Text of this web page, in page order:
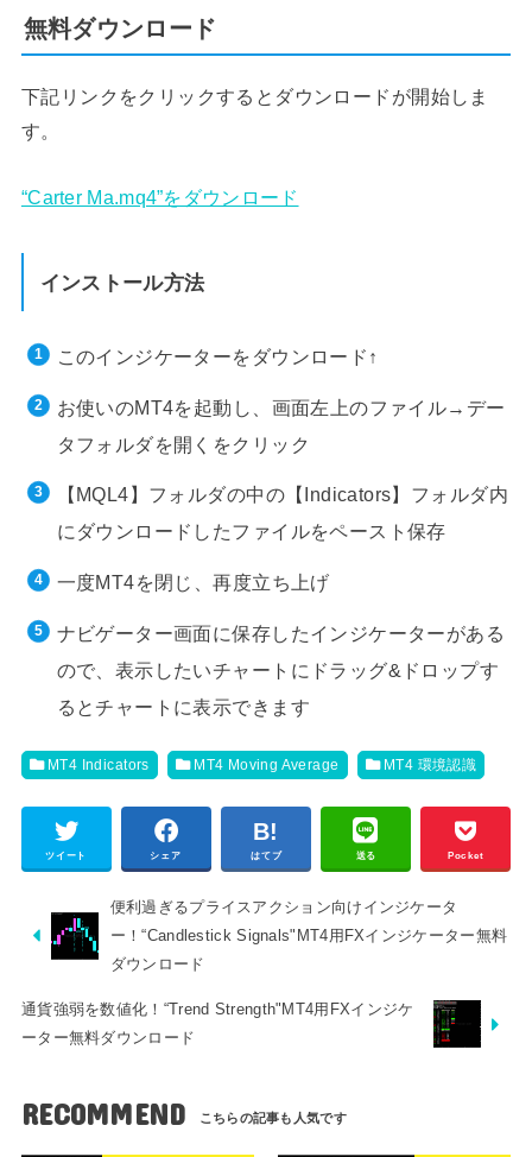
無料ダウンロード
下記リンクをクリックするとダウンロードが開始しま
す。
“Carter Ma.mq4”をダウンロード
インストール方法
このインジケーターをダウンロード↑
お使いのMT4を起動し、画面左上のファイル→デー
タフォルダを開くをクリック
【MQL4】フォルダの中の【Indicators】フォルダ内
にダウンロードしたファイルをペースト保存
一度MT4を閉じ、再度立ち上げ
ナビゲーター画面に保存したインジケーターがある
ので、表示したいチャートにドラッグ&ドロップす
るとチャートに表示できます
MT4 Indicators MT4 Moving Average MT4 環境認識
ツイート シェア はてブ 送る Pocket
便利過ぎるプライスアクション向けインジケータ
ー！“Candlestick Signals"MT4用FXインジケーター無料
ダウンロード
通貨強弱を数値化！“Trend Strength"MT4用FXインジケ
ーター無料ダウンロード
RECOMMEND